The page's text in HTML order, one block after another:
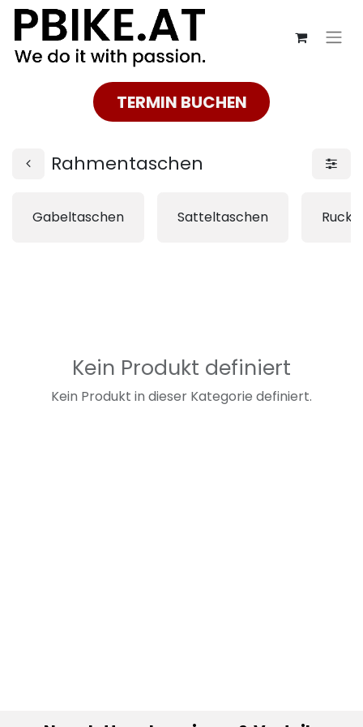
TERMIN BUCHEN
Rahmentaschen
Gabeltaschen Satteltaschen
Kein Produkt definiert
Kein Produkt in dieser Kategorie definiert.